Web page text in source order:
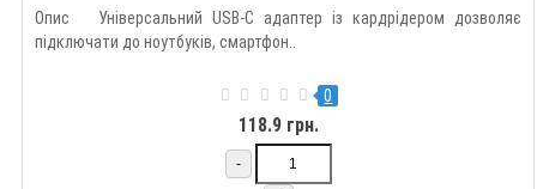
Опис Універсальний USB-C адаптер із кардрідером дозволяє
підключати до ноутбуків, смартфон..
0
118.9 грн.
-